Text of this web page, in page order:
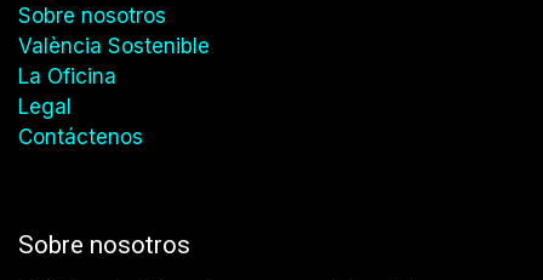
Sobre nosotros
València Sostenible
La Oficina
Legal
Contáctenos
Sobre nosotros